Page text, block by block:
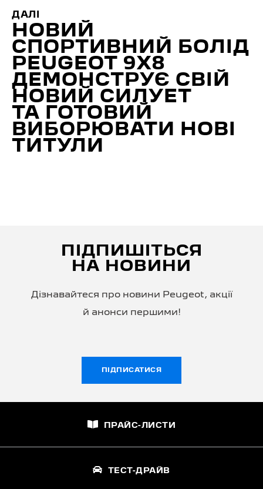
ДАЛІ
НОВИЙ
СПОРТИВНИЙ БОЛІД
PEUGEOT 9X8
ДЕМОНСТРУЄ СВІЙ
НОВИЙ СИЛУЕТ
ТА ГОТОВИЙ
ВИБОРЮВАТИ НОВІ
ТИТУЛИ
ПІДПИШІТЬСЯ
НА НОВИНИ
Дізнавайтеся про новини Peugeot, акції
й анонси першими!
ПІДПИСАТИСЯ
ПРАЙС-ЛИСТИ
ТЕСТ-ДРАЙВ